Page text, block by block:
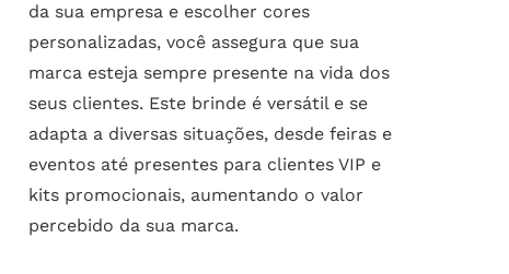
da sua empresa e escolher cores
personalizadas, você assegura que sua
marca esteja sempre presente na vida dos
seus clientes. Este brinde é versátil e se
adapta a diversas situações, desde feiras e
eventos até presentes para clientes VIP e
kits promocionais, aumentando o valor
percebido da sua marca.